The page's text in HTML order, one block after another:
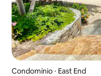
Condomínio ⋅ East End